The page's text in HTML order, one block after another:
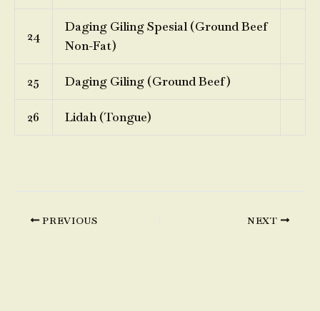
24
Daging Giling Spesial (Ground Beef
Non-Fat)
25 Daging Giling (Ground Beef)
26 Lidah (Tongue)
PREVIOUS NEXT